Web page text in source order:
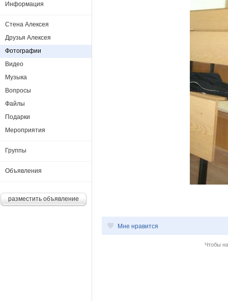
Мне нравится
Чтобы
Информация
Стена Алексея
Друзья Алексея
Фотографии
Видео
Музыка
Вопросы
Файлы
Подарки
Мероприятия
Группы
Объявления
разместить объявление